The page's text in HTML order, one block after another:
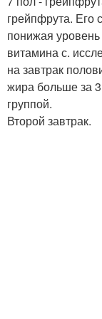
грейпфрута. Его
понижая
витамина с.
на завтрак
жира больше за
группой.
Второй завтрак.